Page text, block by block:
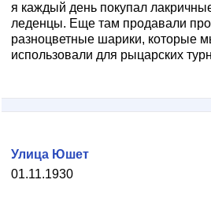
я каждый день покупал
леденцы. Еще там продавали
разноцветные шарики, которые
использовали для рыцарских
01.11.1930
Улица Юшет